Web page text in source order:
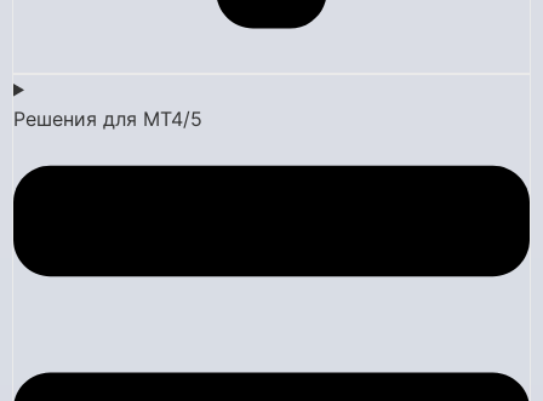
Решения для MT4/5